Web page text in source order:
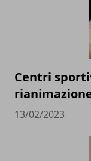
Centri
13/02/2023